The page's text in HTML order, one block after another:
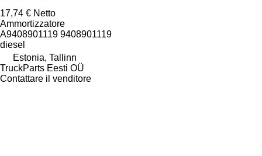
17,74 € Netto
Ammortizzatore
A9408901119 9408901119
diesel
Estonia, Tallinn
TruckParts Eesti OÜ
Contattare il venditore